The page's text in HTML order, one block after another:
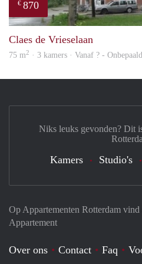
€ 870
Claes de Vrieselaan
75 m2 · 3 kamers · Vanaf ? -
Op Appartementen Rotterdam
Appartement
Over ons Contact Faq
Niks leuks gevonden? Dit
Kamers Studio's